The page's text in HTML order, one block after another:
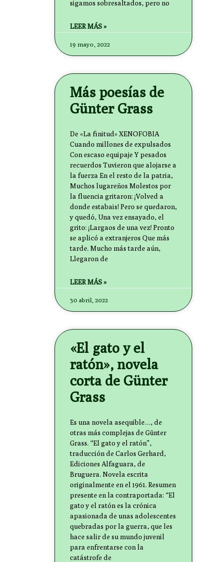
sigamos sobresaltados, pero no
LEER MÁS »
19 mayo, 2022
Más poesías de
Günter Grass
De «La finitud» XENOFOBIA
Cuando millones de expulsados
Con escaso equipaje Y pesados
recuerdos Tuvieron que alojarse a
la fuerza En el resto de la patria,
Muchos lugareños Molestos por
la fluencia gritaron: ¡Volved a
donde estabais! Pero se quedaron,
y quedó, Una vez ensayado, el
grito: ¡Largaos de una vez! Pronto
se aplicó a extranjeros Que más
tarde. Mucho más tarde aún,
Llegaron de
LEER MÁS »
30 abril, 2022
«El gato y el
ratón», novela
corta de Günter
Grass
Es una novela asequible…, de
otras más complejas de Günter
Grass. “El gato y el ratón”,
traducción de Carlos Gerhard,
Ediciones Alfaguara, de
Bruguera. Novela escrita
originalmente en el 1961. Resumen
presente en la contraportada: “El
gato y el ratón es la crónica
apasionada de unas adolescentes
quebradas por la guerra, que les
hace salir de su mundo juvenil
para enfrentarse con la
catástrofe de